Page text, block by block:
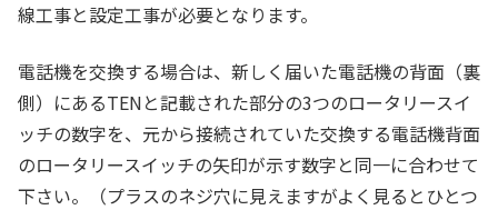
線工事と設定工事が必要となります。
電話機を交換する場合は、新しく届いた電話機の背面（裏
側）にあるTENと記載された部分の3つのロータリースイ
ッチの数字を、元から接続されていた交換する電話機背面
のロータリースイッチの矢印が示す数字と同一に合わせて
下さい。（プラスのネジ穴に見えますがよく見るとひとつ